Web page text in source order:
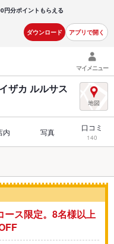
円分ポイントもらえる
ダウンロード アプリで開く
マイメニュー
ザカ ルルサス
内 写真 口コミ
140
ース限定。8名様以上